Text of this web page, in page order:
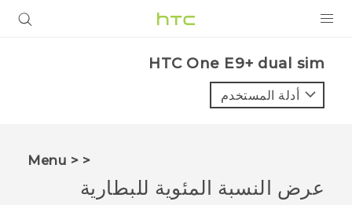
VIVE
VIVERSE
HTC One E9+ dual sim‎
أدلة المستخدم
< < Menu
عرض النسبة المئوية للبطارية